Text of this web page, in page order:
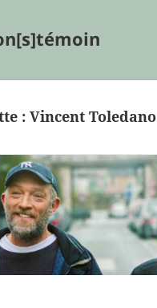
:Vincent Toledano